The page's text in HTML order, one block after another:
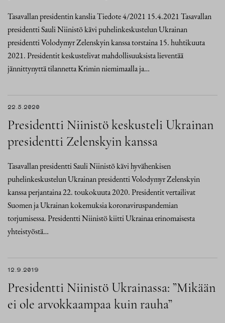
Tasavallan presidentin kanslia Tiedote 4/2021 15.4.2021 Tasavallan
presidentti Sauli Niinistö kävi puhelinkeskustelun Ukrainan
presidentti Volodymyr Zelenskyin kanssa torstaina 15. huhtikuuta
2021. Presidentit keskustelivat mahdollisuuksista lieventää
jännittynyttä tilannetta Krimin niemimaalla ja…
22.5.2020
Presidentti Niinistö keskusteli Ukrainan
presidentti Zelenskyin kanssa
Tasavallan presidentti Sauli Niinistö kävi hyvähenkisen
puhelinkeskustelun Ukrainan presidentti Volodymyr Zelenskyin
kanssa perjantaina 22. toukokuuta 2020. Presidentit vertailivat
Suomen ja Ukrainan kokemuksia koronaviruspandemian
torjumisessa. Presidentti Niinistö kiitti Ukrainaa erinomaisesta
yhteistyöstä…
12.9.2019
Presidentti Niinistö Ukrainassa: ”Mikään
ei ole arvokkaampaa kuin rauha”